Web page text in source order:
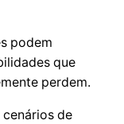
podem
que
perdem.
de